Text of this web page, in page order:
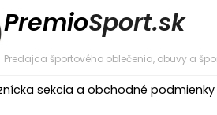
PremioSport.sk
Predajca športového oblečenia, obuvy a
sekcia a obchodné podmienky